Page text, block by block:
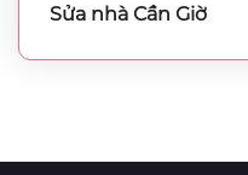
Sửa nhà Cần Giờ